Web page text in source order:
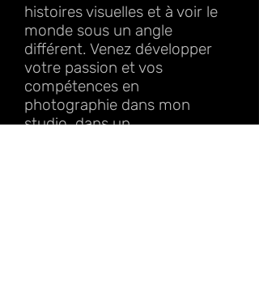
histoires visuelles et à voir le
monde sous un angle
différent. Venez développer
votre passion et vos
compétences en
photographie dans mon
studio, dans un